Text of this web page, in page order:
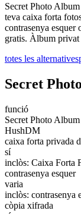
Secret Photo
teva caixa forta
contrasenya esquer
gratis. Àlbum
totes les alternatives
Secret
funció
Secret Photo
HushDM
caixa forta privada
sí
inclòs: Caixa Forta
contrasenya esquer
varia
inclòs: contrasenya
còpia xifrada